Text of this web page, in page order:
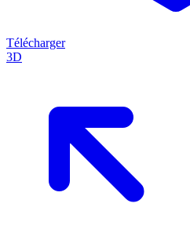
Télécharger
3D